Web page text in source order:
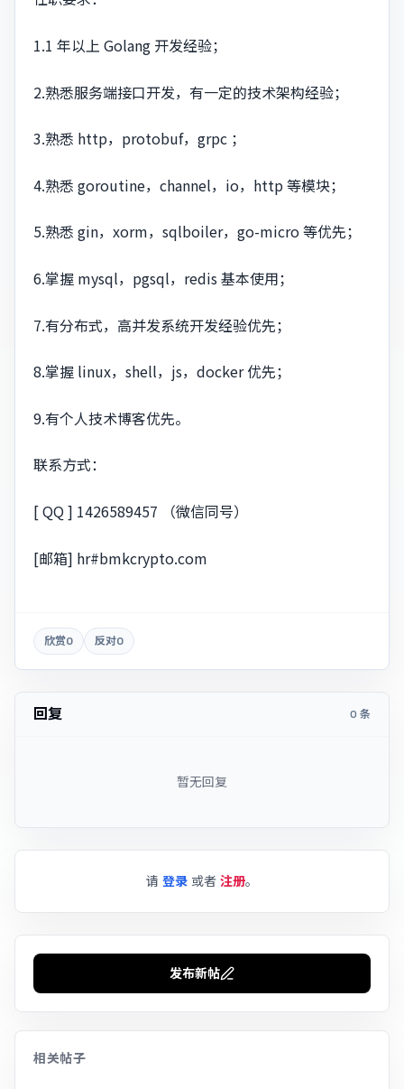
1.1 年以上 Golang 开发经验；
2.熟悉服务端接口开发，有一定的技术架构经验；
3.熟悉 http，protobuf，grpc ；
4.熟悉 goroutine，channel，io，http 等模块；
5.熟悉 gin，xorm，sqlboiler，go-micro 等优先；
6.掌握 mysql，pgsql，redis 基本使用；
7.有分布式，高并发系统开发经验优先；
8.掌握 linux，shell，js，docker 优先；
9.有个人技术博客优先。
联系方式：
[ QQ ] 1426589457 （微信同号）
[邮箱] hr#bmkcrypto.com
欣赏0 反对0
回复 0 条
暂无回复
请 登录 或者 注册。
发布新帖
相关帖子